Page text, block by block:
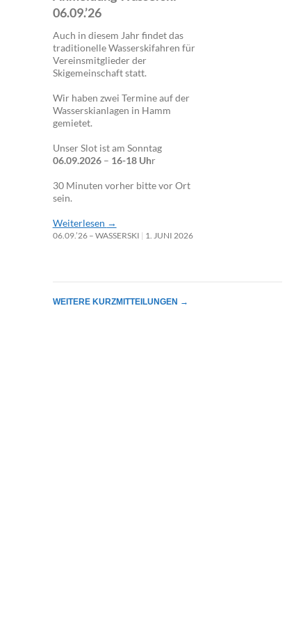
06.09.’26
Auch in diesem Jahr findet das
traditionelle Wasserskifahren für
Vereinsmitglieder der
Skigemeinschaft statt.
Wir haben zwei Termine auf der
Wasserskianlagen in Hamm
gemietet.
Unser Slot ist am Sonntag
06.09.2026– 16-18 Uhr
30 Minuten vorher bitte vor Ort
sein.
Weiterlesen →
06.09.’26 – WASSERSKI 1. JUNI 2026
WEITERE KURZMITTEILUNGEN →